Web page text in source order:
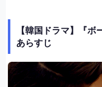
【韓国ドラマ】『
あらすじ